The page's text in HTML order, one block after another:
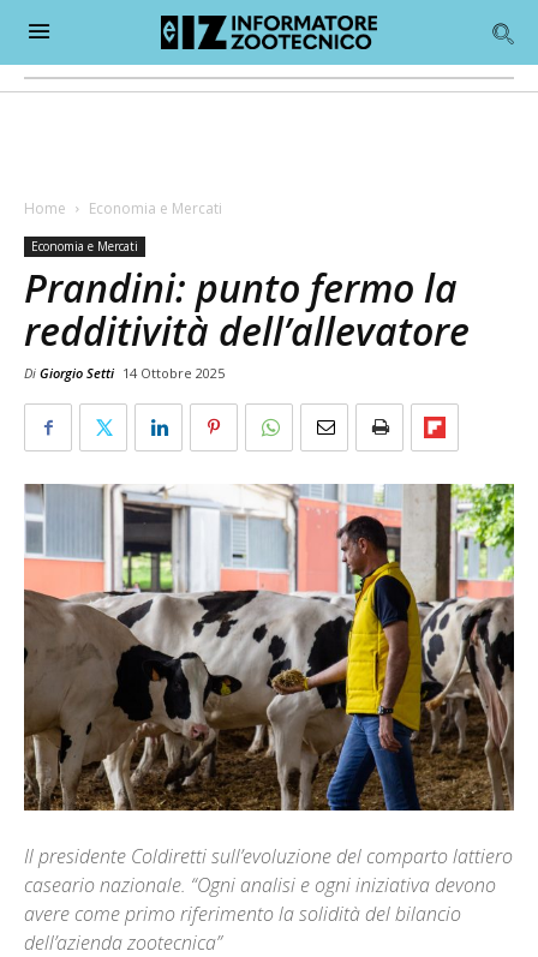
Home Economia e Mercati
Economia e Mercati
Prandini: punto fermo la
redditività dell’allevatore
Di Giorgio Setti 14 Ottobre 2025
Il presidente Coldiretti sull’evoluzione del comparto lattiero
caseario nazionale. “Ogni analisi e ogni iniziativa devono
avere come primo riferimento la solidità del bilancio
dell’azienda zootecnica”